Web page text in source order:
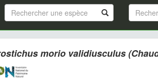
morio validiusculus